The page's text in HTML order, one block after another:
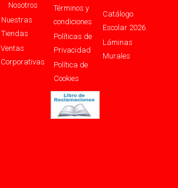
Nosotros
Nuestras
Tiendas
Ventas
Corporativas
Términos y
condiciones
Políticas de
Privacidad
Política de
Cookies
Catálogo
Escolar 2026
Láminas
Murales